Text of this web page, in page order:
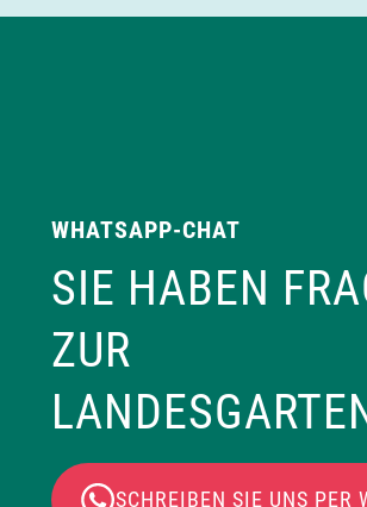
WHATSAPP-CHAT
SIE HABEN
ZUR
SCHREIBEN SIE UNS PER